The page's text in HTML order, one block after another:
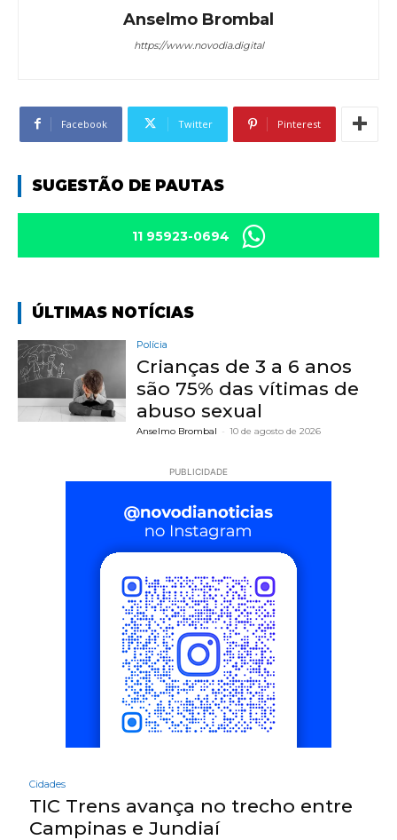
Anselmo Brombal
https://www.novodia.digital
Facebook Twitter Pinterest
SUGESTÃO DE PAUTAS
11 95923-0694
ÚLTIMAS NOTÍCIAS
Polícia
Crianças de 3 a 6 anos
são 75% das vítimas de
abuso sexual
Anselmo Brombal - 10 de agosto de 2026
PUBLICIDADE
Cidades
TIC Trens avança no trecho entre
Campinas e Jundiaí